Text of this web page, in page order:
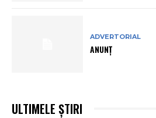
ADVERTORIAL
ANUNȚ
ULTIMELE ȘTIRI